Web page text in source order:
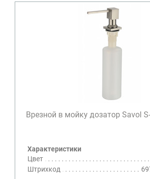
Врезной в мойку дозатор Savol
Характеристики
Цвет
Штрихкод